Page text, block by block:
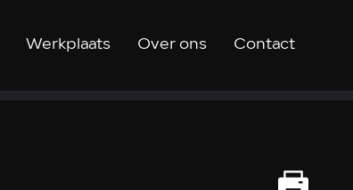
Werkplaats Over ons Contact